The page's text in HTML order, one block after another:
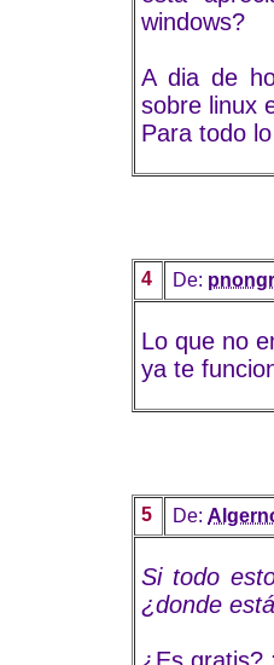
windows?
A dia de
sobre linux
Para todo
4 De:
Lo que no
ya te
5 De:
Si todo
¿donde